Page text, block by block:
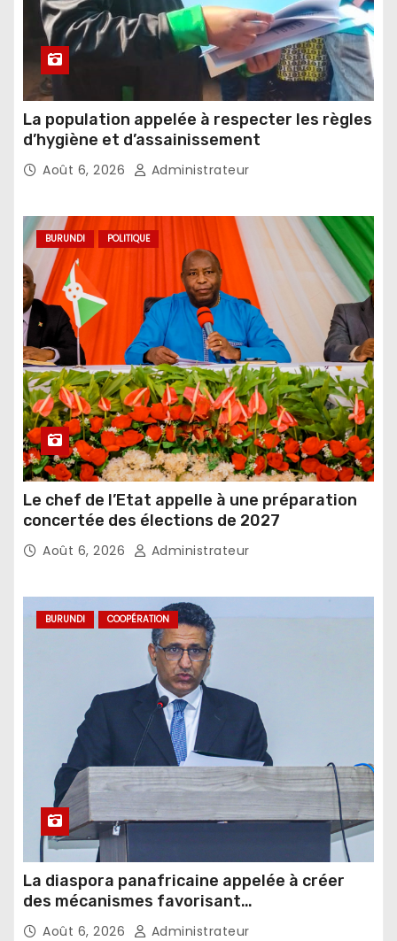
La population appelée à respecter les règles
d’hygiène et d’assainissement
Août 6, 2026 Administrateur
BURUNDI POLITIQUE
Le chef de l’Etat appelle à une préparation
concertée des élections de 2027
Août 6, 2026 Administrateur
BURUNDI COOPÉRATION
La diaspora panafricaine appelée à créer
des mécanismes favorisant
l’investissement dans les pays d’origine
Août 6, 2026 Administrateur